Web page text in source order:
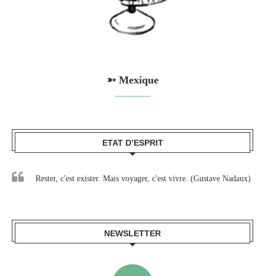
➳ Mexique
ETAT D’ESPRIT
Rester, c'est exister. Mais voyager, c'est vivre. (Gustave Nadaux)
NEWSLETTER